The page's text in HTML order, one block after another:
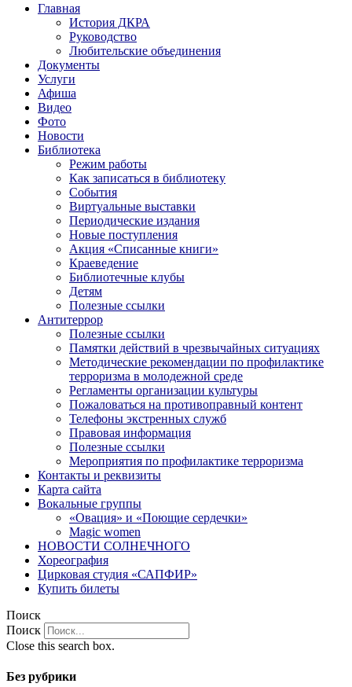
Главная
История ДКРА
Руководство
Любительские объединения
Документы
Услуги
Афиша
Видео
Фото
Новости
Библиотека
Режим работы
Как записаться в библиотеку
События
Виртуальные выставки
Периодические издания
Новые поступления
Акция «Списанные книги»
Краеведение
Библиотечные клубы
Детям
Полезные ссылки
Антитеррор
Полезные ссылки
Памятки действий в чрезвычайных ситуациях
Методические рекомендации по профилактике
терроризма в молодежной среде
Регламенты организации культуры
Пожаловаться на противоправный контент
Телефоны экстренных служб
Правовая информация
Полезные ссылки
Мероприятия по профилактике терроризма
Контакты и реквизиты
Карта сайта
Вокальные группы
«Овация» и «Поющие сердечки»
Magic women
НОВОСТИ СОЛНЕЧНОГО
Хореография
Цирковая студия «САПФИР»
Купить билеты
Поиск
Поиск
Close this search box.
Без рубрики